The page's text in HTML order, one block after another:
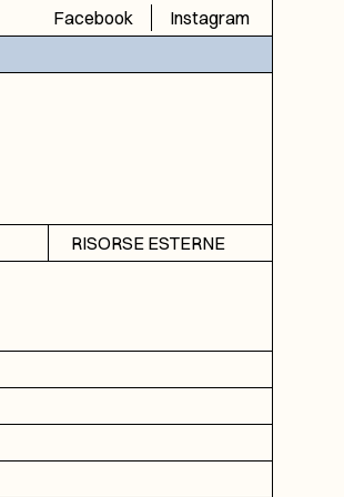
Facebook
Instagram
RISORSE ESTERNE
DGA
ICAR